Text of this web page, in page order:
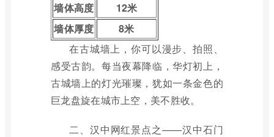
墙体高度
12米
墙体厚度
8米
在古城墙上，你可以漫步、拍照、
感受古韵。每当夜幕降临，华灯初上，
古城墙上的灯光璀璨，犹如一条金色的
巨龙盘旋在城市上空，美不胜收。
二、汉中网红景点之——汉中石门